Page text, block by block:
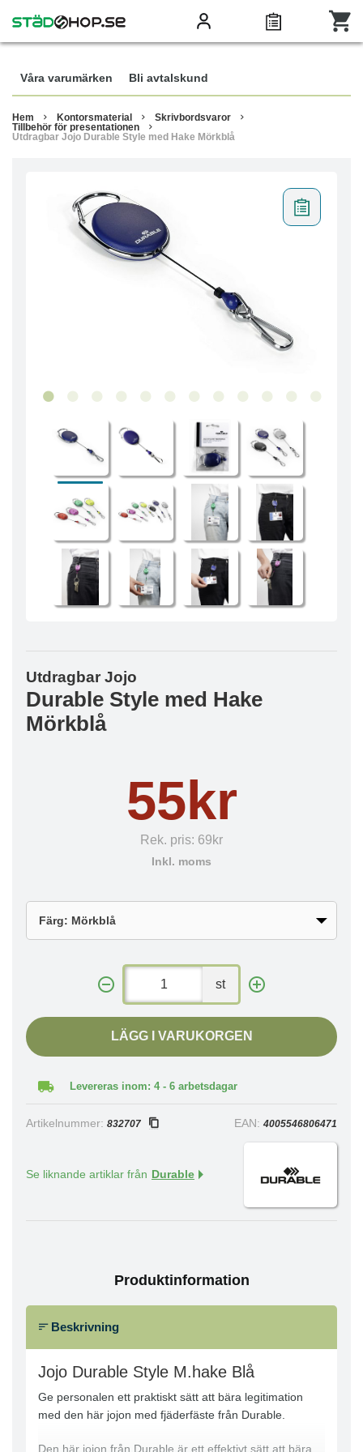
Våra varumärken Bli avtalskund
Hem Kontorsmaterial
Skrivbordsvaror
Tillbehör för presentationen
Utdragbar Jojo Durable Style med Hake Mörkblå
Utdragbar Jojo
Durable Style med Hake
Mörkblå
55kr
Rek. pris: 69kr
Inkl. moms
st
LÄGG I VARUKORGEN
Levereras inom: 4 - 6 arbetsdagar
Artikelnummer: 832707 EAN: 4005546806471
Se liknande artiklar från Durable
Produktinformation
Beskrivning
Jojo Durable Style M.hake Blå
Ge personalen ett praktiskt sätt att bära legitimation
med den här jojon med fjäderfäste från Durable.
Den här jojon från Durable är ett effektivt sätt att bära